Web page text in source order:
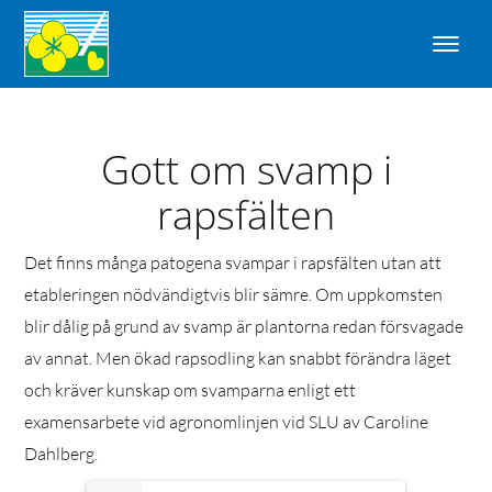
Gott om svamp i
rapsfälten
Det finns många patogena svampar i rapsfälten utan att
etableringen nödvändigtvis blir sämre. Om uppkomsten
blir dålig på grund av svamp är plantorna redan försvagade
av annat. Men ökad rapsodling kan snabbt förändra läget
och kräver kunskap om svamparna enligt ett
examensarbete vid agronomlinjen vid SLU av Caroline
Dahlberg.